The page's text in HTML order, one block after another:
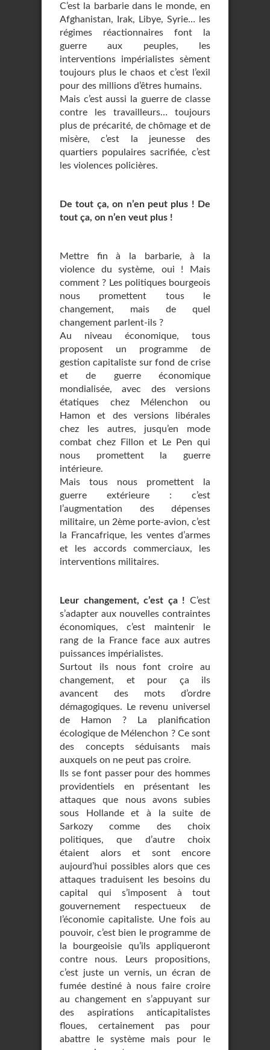
C’est la barbarie dans le monde, en
Afghanistan, Irak, Libye, Syrie… les
régimes réactionnaires font la
guerre aux peuples, les
interventions impérialistes sèment
toujours plus le chaos et c’est l’exil
pour des millions d’êtres humains.
Mais c’est aussi la guerre de classe
contre les travailleurs… toujours
plus de précarité, de chômage et de
misère, c’est la jeunesse des
quartiers populaires sacrifiée, c’est
les violences policières.
De tout ça, on n’en peut plus ! De
tout ça, on n’en veut plus !
Mettre fin à la barbarie, à la
violence du système, oui ! Mais
comment ? Les politiques bourgeois
nous promettent tous le
changement, mais de quel
changement parlent-ils ?
Au niveau économique, tous
proposent un programme de
gestion capitaliste sur fond de crise
et de guerre économique
mondialisée, avec des versions
étatiques chez Mélenchon ou
Hamon et des versions libérales
chez les autres, jusqu’en mode
combat chez Fillon et Le Pen qui
nous promettent la guerre
intérieure.
Mais tous nous promettent la
guerre extérieure : c’est
l’augmentation des dépenses
militaire, un 2ème porte-avion, c’est
la Francafrique, les ventes d’armes
et les accords commerciaux, les
interventions militaires.
Leur changement, c’est ça ! C’est
s’adapter aux nouvelles contraintes
économiques, c’est maintenir le
rang de la France face aux autres
puissances impérialistes.
Surtout ils nous font croire au
changement, et pour ça ils
avancent des mots d’ordre
démagogiques. Le revenu universel
de Hamon ? La planification
écologique de Mélenchon ? Ce sont
des concepts séduisants mais
auxquels on ne peut pas croire.
Ils se font passer pour des hommes
providentiels en présentant les
attaques que nous avons subies
sous Hollande et à la suite de
Sarkozy comme des choix
politiques, que d’autre choix
étaient alors et sont encore
aujourd’hui possibles alors que ces
attaques traduisent les besoins du
capital qui s’imposent à tout
gouvernement respectueux de
l’économie capitaliste. Une fois au
pouvoir, c’est bien le programme de
la bourgeoisie qu’ils appliqueront
contre nous. Leurs propositions,
c’est juste un vernis, un écran de
fumée destiné à nous faire croire
au changement en s’appuyant sur
des aspirations anticapitalistes
floues, certainement pas pour
abattre le système mais pour le